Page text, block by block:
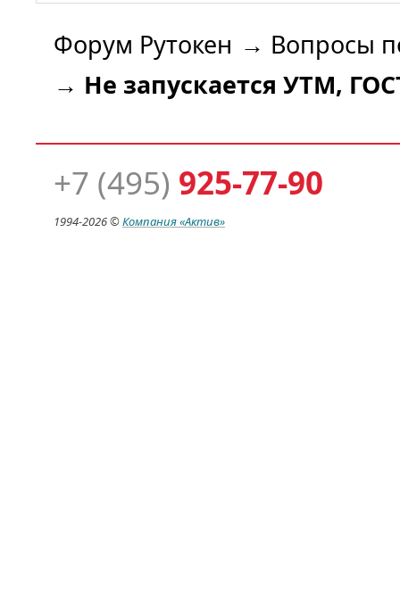
Форум Рутокен → Вопросы
→ Не запускается УТМ,
+7 (495) 925-77-90
1994-2026 ©Компания«Актив»